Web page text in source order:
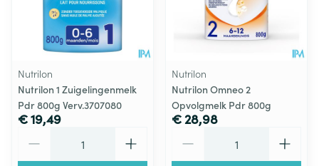
Nutrilon
Nutrilon 1 Zuigelingenmelk
Pdr 800g Verv.3707080
€ 19,49
Nutrilon
Nutrilon Omneo 2
Opvolgmelk Pdr 800g
€ 28,98